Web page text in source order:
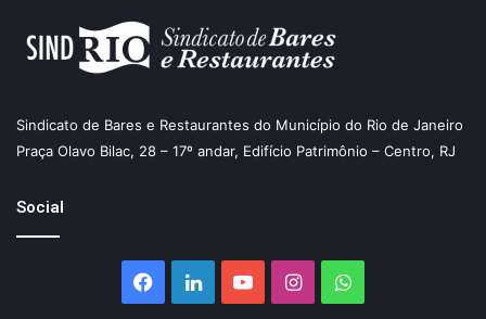
Sindicato de Bares e Restaurantes do Município do Rio de Janeiro
Praça Olavo Bilac, 28 – 17º andar, Edifício Patrimônio – Centro, RJ
Social
Facebook
LinkedinYouTubeInstagramWhatsApp